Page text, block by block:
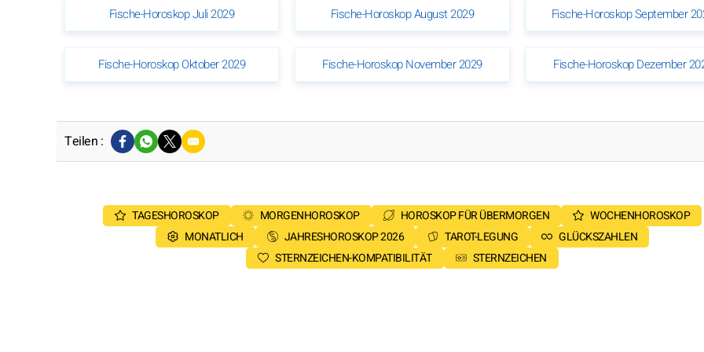
Fische-Horoskop Juli 2029 Fische-Horoskop August 2029 Fische-Horoskop September
Fische-Horoskop Oktober 2029 Fische-Horoskop November 2029 Fische-Horoskop Dezember
Teilen :
TAGESHOROSKOP MORGENHOROSKOP HOROSKOP FÜR ÜBERMORGEN
WOCHENHOROSKOP
MONATLICH
JAHRESHOROSKOP 2026 TAROT-LEGUNG
GLÜCKSZAHLEN
STERNZEICHEN-KOMPATIBILITÄT
STERNZEICHEN